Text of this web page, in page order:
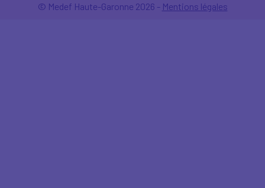
© Medef Haute-Garonne 2026 - Mentions légales